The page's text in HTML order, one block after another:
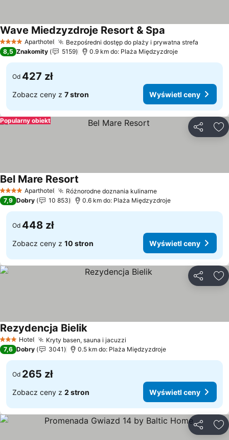
4 KategoriaAparthotel Bezpośredni dostęp do plaży i prywatna strefa
Wave Miedzyzdroje Resort & Spa
8,5 Znakomity 5159 0.9 km do: Plaża Międzyzdroje
Od 427 zł
Zobacz ceny z 7 stron Wyświetl ceny
Popularny obiekt
4 KategoriaAparthotel Różnorodne doznania kulinarne
Bel Mare Resort
7,9 Dobry 10 853 0.6 km do: Plaża Międzyzdroje
Od 448 zł
Zobacz ceny z 10 stron Wyświetl ceny
3 Kategoria
Hotel Kryty basen, sauna i jacuzzi
Rezydencja Bielik
7,6 Dobry 3041 0.5 km do: Plaża Międzyzdroje
Od 265 zł
Zobacz ceny z 2 stron Wyświetl ceny